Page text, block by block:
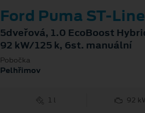
Ford Puma ST-Line
5dveřová, 1.0 EcoBoost
92 kW/125 k, 6st. manuální
Pobočka
Pelhřimov
1 l 92